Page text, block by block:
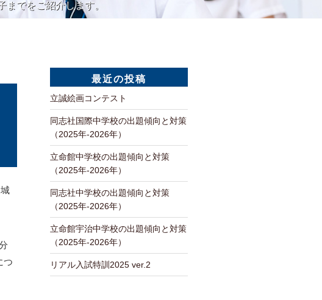
でをご紹介します。
つ
最近の投稿
立誠絵画コンテスト
同志社国際中学校の出題傾向と対策
（2025年-2026年）
立命館中学校の出題傾向と対策
（2025年-2026年）
同志社中学校の出題傾向と対策
（2025年-2026年）
立命館宇治中学校の出題傾向と対策
（2025年-2026年）
リアル入試特訓2025 ver.2